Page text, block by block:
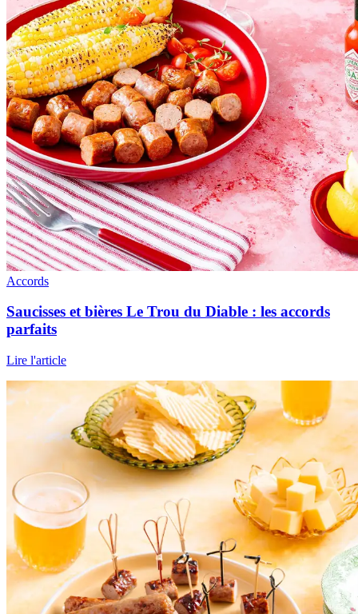
Accords
Saucisses et bières Le Trou du Diable : les accords
parfaits
Lire l'article